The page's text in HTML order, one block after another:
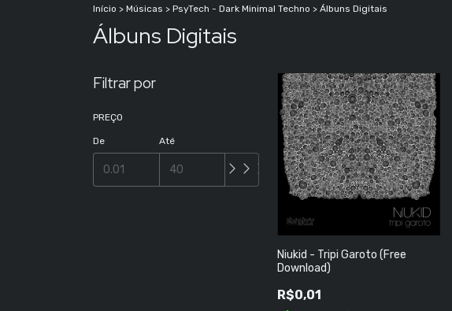
Início > Músicas > PsyTech - Dark Minimal Techno > Álbuns Digitais
Álbuns Digitais
Filtrar por
PREÇO
De Até
Niukid - Tripi Garoto (Free
Download)
R$0,01